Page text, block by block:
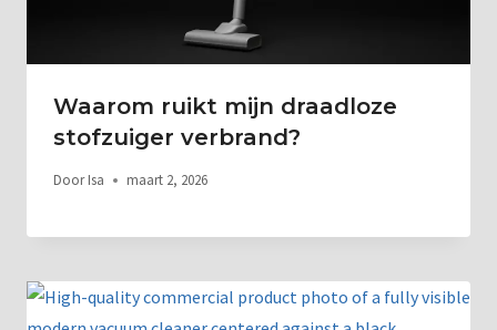
Waarom ruikt mijn draadloze
stofzuiger verbrand?
Door Isa maart 2, 2026